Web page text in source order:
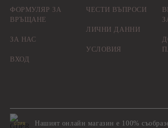
ФОРМУЛЯР ЗА
ВРЪЩАНЕ
ЗА НАС
ВХОД
ЧЕСТИ ВЪПРОСИ
ЛИЧНИ ДАННИ
УСЛОВИЯ
GDPR Нашият онлайн магазин е 100%